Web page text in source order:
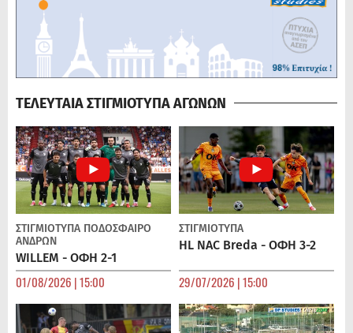
ΤΕΛΕΥΤΑΙΑ ΣΤΙΓΜΙΟΤΥΠΑ ΑΓΩΝΩΝ
ΣΤΙΓΜΙΟΤΥΠΑ ΠΟΔΌΣΦΑΙΡΟ
ΑΝΔΡΏΝ
WILLEM - ΟΦΗ 2-1
01/08/2026 | 15:00
ΣΤΙΓΜΙΟΤΥΠΑ
HL NAC Breda - ΟΦΗ 3-2
29/07/2026 | 15:00